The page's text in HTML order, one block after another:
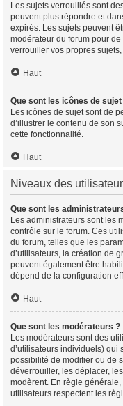
Les sujets verrouillés sont
peuvent plus répondre et
expirés. Les sujets peuvent
modérateur du forum pour
verrouiller vos propres
Haut
Que sont les icônes de sujet
Les icônes de sujet sont de
d’illustrer le contenu de son
cette fonctionnalité.
Haut
Niveaux des
Que sont les
Les administrateurs sont les
contrôle sur le forum. Ces
du forum, telles que les
d’utilisateurs, la création de
peuvent également être
dépend de la configuration
Haut
Que sont les modérateurs ?
Les modérateurs sont des
d’utilisateurs individuels) qui
possibilité de modifier ou de
déverrouiller, les déplacer,
modèrent. En règle
utilisateurs respectent les